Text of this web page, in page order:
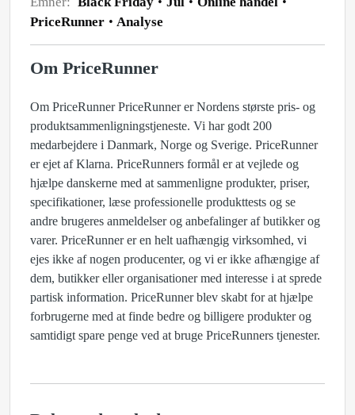
PriceRunner
Analyse
Om PriceRunner
Om PriceRunner PriceRunner er Nordens største pris- og
produktsammenligningstjeneste. Vi har godt 200
medarbejdere i Danmark, Norge og Sverige. PriceRunner
er ejet af Klarna. PriceRunners formål er at vejlede og
hjælpe danskerne med at sammenligne produkter, priser,
specifikationer, læse professionelle produkttests og se
andre brugeres anmeldelser og anbefalinger af butikker og
varer. PriceRunner er en helt uafhængig virksomhed, vi
ejes ikke af nogen producenter, og vi er ikke afhængige af
dem, butikker eller organisationer med interesse i at sprede
partisk information. PriceRunner blev skabt for at hjælpe
forbrugerne med at finde bedre og billigere produkter og
samtidigt spare penge ved at bruge PriceRunners tjenester.